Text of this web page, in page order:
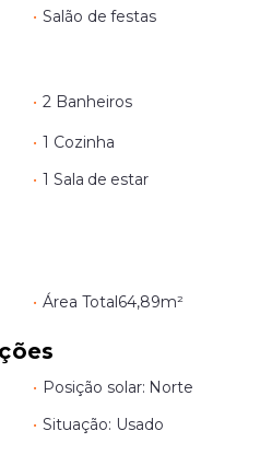
• Salão de festas
• 2 Banheiros
• 1 Cozinha
• 1 Sala de estar
• Área Total64,89m²
• Posição solar: Norte
• Situação: Usado